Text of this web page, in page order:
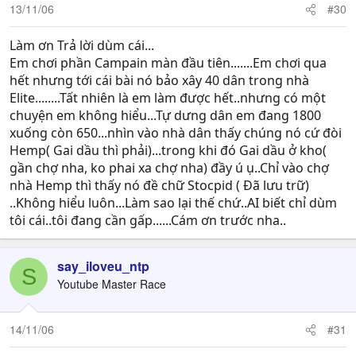
13/11/06 #30
Làm ơn Trả lời dùm cái...
Em chơi phần Campain màn đầu tiên.......Em chơi qua
hết nhưng tới cái bài nó bảo xây 40 dân trong nhà
Elite........Tất nhiên là em làm được hết..nhưng có một
chuyện em không hiểu...Tự dưng dân em đang 1800
xuống còn 650...nhìn vào nhà dân thấy chúng nó cứ đòi
Hemp( Gai dầu thì phải)...trong khi đó Gai dầu ở kho(
gần chợ nha, ko phai xa chợ nha) đầy ú ụ..Chỉ vào chợ
nhà Hemp thì thấy nó đề chữ Stocpid ( Đã lưu trữ)
..Không hiểu luôn...Làm sao lại thế chứ..AI biết chỉ dùm
tôi cái..tôi đang cần gấp......Cám ơn trước nha..
S say_iloveu_ntp
Youtube Master Race
14/11/06 #31